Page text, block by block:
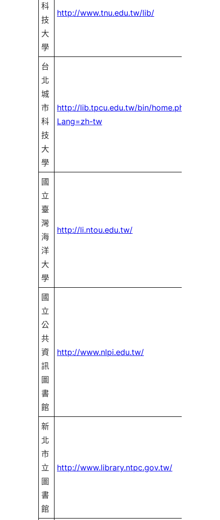
科
技
大
學
http://www.tnu.edu.tw/lib/
台
北
城
市
科
技
大
學
http://lib.tpcu.edu.tw/bin/home.php?
Lang=zh-tw
國
立
臺
灣
海
洋
大
學
http://li.ntou.edu.tw/
國
立
公
共
資
訊
圖
書
館
http://www.nlpi.edu.tw/
新
北
市
立
圖
書
館
http://www.library.ntpc.gov.tw/